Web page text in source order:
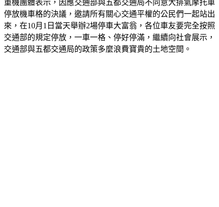
重機團體表示，因應交通部與五都交通局不同意大排氣摩托車
停放機車格的決議，邀請所有關心交通平權的公民們一起站出
來，在10月1日當天舉辦2場停車大富翁，各位車友要完全按照
交通部的規定停放，一車一格、停好停滿，繼續向社會展示，
交通部與五都交通局的政策多麼浪費寶貴的土地空間。